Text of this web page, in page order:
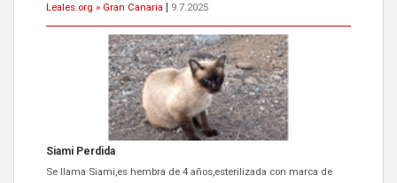
Leales.org » Gran Canaria
9.7.2025
ADOPCIÓN URGENTE GATA TEROR GRAN CANARIA
El ayuntamiento se va a llevar a Los Gatos callejeros de la zona los